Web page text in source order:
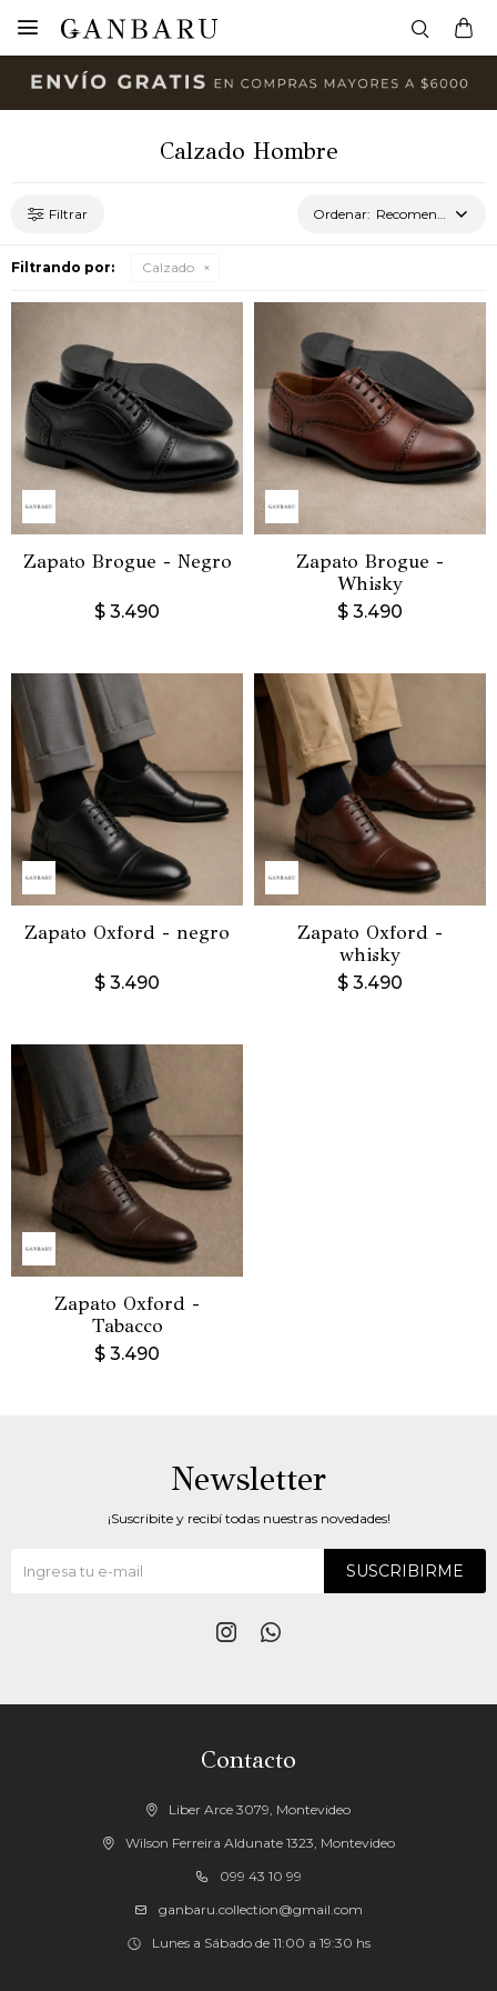

Calzado Hombre
Recomendados
Filtrando por: Calzado
Zapato Brogue - Negro
$ 3.490
Zapato Brogue -
Whisky
$ 3.490
Zapato Oxford - negro
$ 3.490
Zapato Oxford -
whisky
$ 3.490
Zapato Oxford -
Tabacco
$ 3.490
Contacto
Liber Arce 3079, Montevideo
Wilson Ferreira Aldunate 1323, Montevideo
099 43 10 99
ganbaru.collection@gmail.com
Lunes a Sábado de 11:00 a 19:30 hs
Newsletter
¡Suscribite y recibí todas nuestras novedades!
SUSCRIBIRME
 